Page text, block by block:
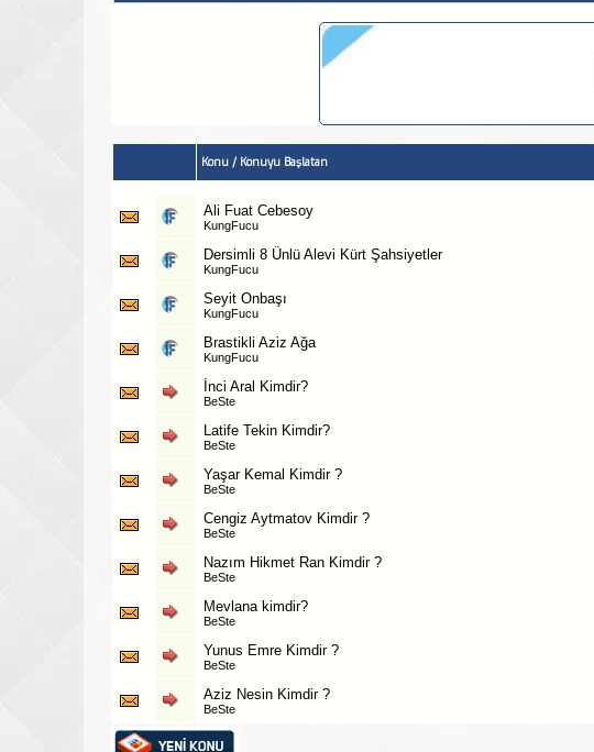
Konu/ Konuyu Başlatan
Ali Fuat Cebesoy
KungFucu
Dersimli 8 Ünlü Alevi Kürt Şahsiyetler
KungFucu
Seyit Onbaşı
KungFucu
Brastikli Aziz Ağa
KungFucu
İnci Aral Kimdir?
BeSte
Latife Tekin Kimdir?
BeSte
Yaşar Kemal Kimdir ?
BeSte
Cengiz Aytmatov Kimdir ?
BeSte
Nazım Hikmet Ran Kimdir ?
BeSte
Mevlana kimdir?
BeSte
Yunus Emre Kimdir ?
BeSte
Aziz Nesin Kimdir ?
BeSte